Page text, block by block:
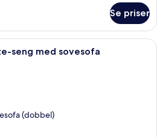
Se priser
Italienske Frette-laken, sengetøy av
seng med sovesofa
(dobbel)